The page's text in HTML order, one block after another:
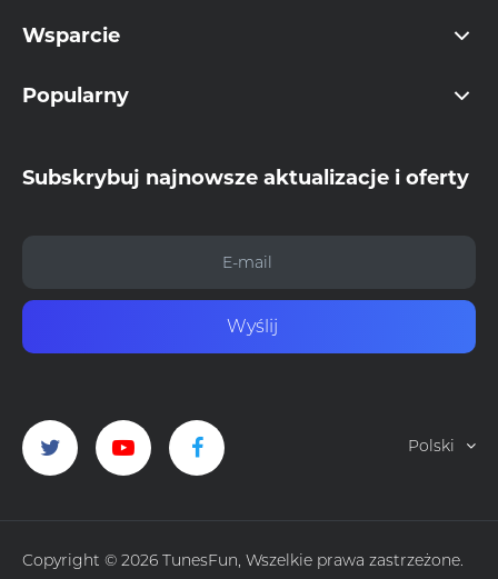
Wsparcie
Popularny
Subskrybuj najnowsze aktualizacje i oferty
Wyślij
Polski
Copyright © 2026 TunesFun, Wszelkie prawa zastrzeżone.